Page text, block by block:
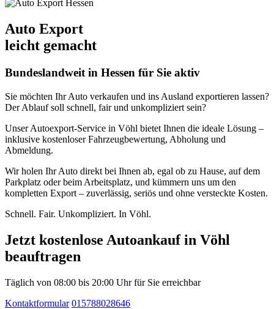
Auto Export
leicht gemacht
Bundeslandweit in Hessen für Sie aktiv
Sie möchten Ihr Auto verkaufen und ins Ausland exportieren lassen?
Der Ablauf soll schnell, fair und unkompliziert sein?
Unser Autoexport-Service in Vöhl bietet Ihnen die ideale Lösung –
inklusive kostenloser Fahrzeugbewertung, Abholung und
Abmeldung.
Wir holen Ihr Auto direkt bei Ihnen ab, egal ob zu Hause, auf dem
Parkplatz oder beim Arbeitsplatz, und kümmern uns um den
kompletten Export – zuverlässig, seriös und ohne versteckte Kosten.
Schnell. Fair. Unkompliziert. In Vöhl.
Jetzt kostenlose Autoankauf in Vöhl
beauftragen
Täglich von 08:00 bis 20:00 Uhr für Sie erreichbar
Kontaktformular 015788028646